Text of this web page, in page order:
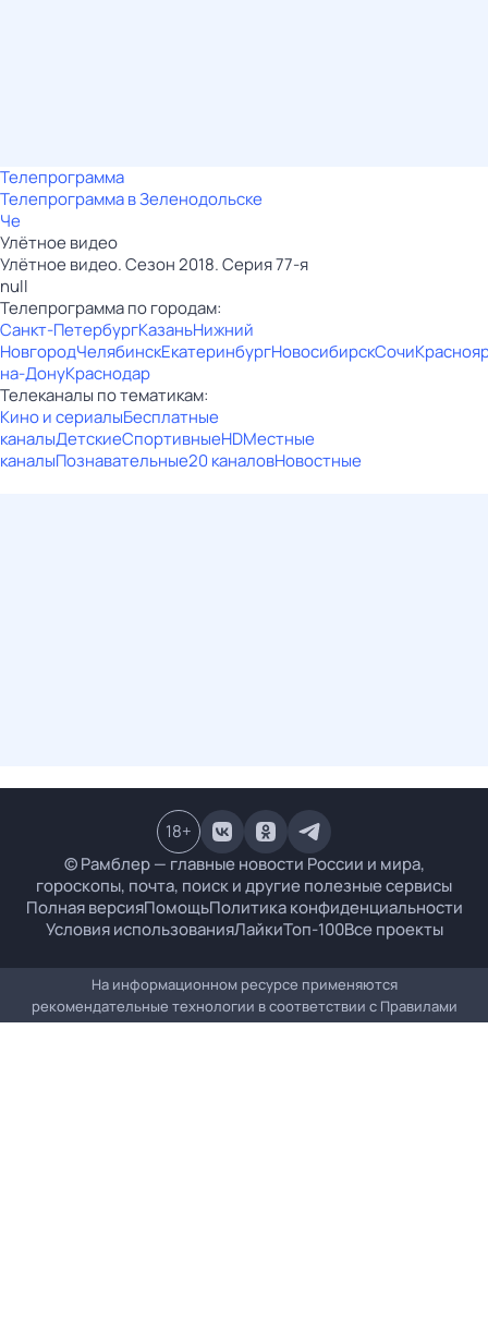
Телепрограмма
Телепрограмма в Зеленодольске
Че
Улётное видео
Улётное видео. Сезон 2018. Серия 77-я
null
Телепрограмма по городам:
Санкт-ПетербургКазаньНижний
НовгородЧелябинскЕкатеринбургНовосибирскСочи
на-ДонуКраснодар
Телеканалы по тематикам:
Кино и сериалыБесплатные
каналыДетскиеСпортивныеHDМестные
каналыПознавательные20 каналовНовостные
© Рамблер — главные новости России и мира,
гороскопы, почта, поиск и другие полезные сервисы
Полная версияПомощьПолитика конфиденциальности
Условия использованияЛайкиТоп-100Все проекты
18+
На информационном ресурсе применяются
рекомендательные технологии в соответствии с Правилами